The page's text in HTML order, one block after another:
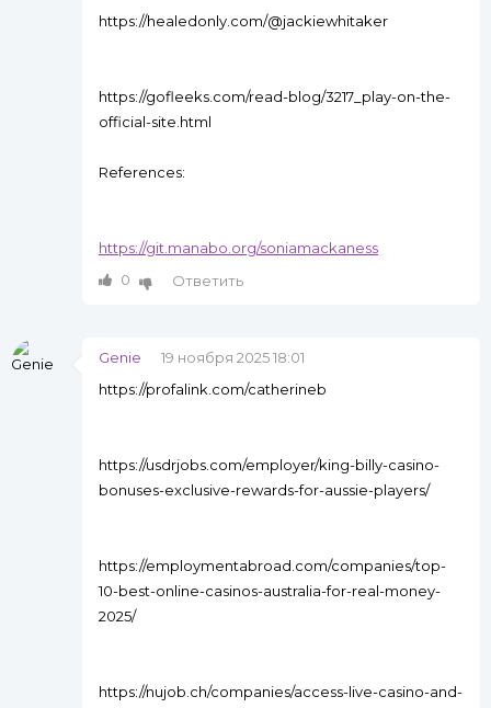
https://healedonly.com/@jackiewhitaker
https://gofleeks.com/read-blog/3217_play-on-the-
official-site.html
References:
https://git.manabo.org/soniamackaness
0
Ответить
Genie
19 ноября 2025 18:01
https://profalink.com/catherineb
https://usdrjobs.com/employer/king-billy-casino-
bonuses-exclusive-rewards-for-aussie-players/
https://employmentabroad.com/companies/top-
10-best-online-casinos-australia-for-real-money-
2025/
https://nujob.ch/companies/access-live-casino-and-